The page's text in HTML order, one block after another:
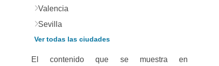
Valencia
Sevilla
Ver todas las ciudades
El contenido que se muestra en